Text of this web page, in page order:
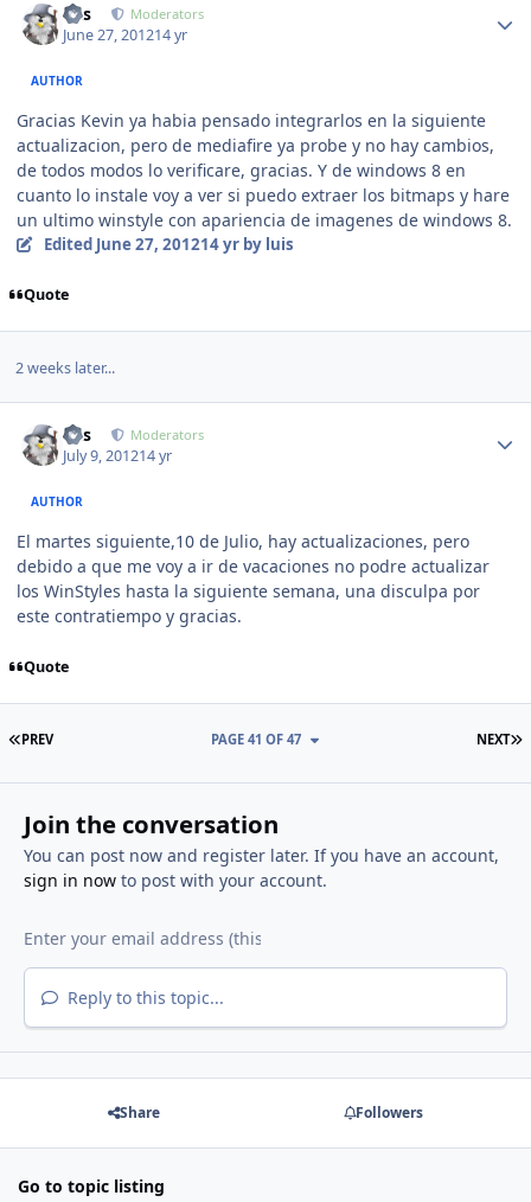
luis Moderators
June 27, 201214 yr
AUTHOR
Gracias Kevin ya habia pensado integrarlos en la siguiente
actualizacion, pero de mediafire ya probe y no hay cambios,
de todos modos lo verificare, gracias. Y de windows 8 en
cuanto lo instale voy a ver si puedo extraer los bitmaps y hare
un ultimo winstyle con apariencia de imagenes de windows 8.
Edited June 27, 201214 yrby luis
Quote
2 weeks later...
luis Moderators
July 9, 201214 yr
AUTHOR
El martes siguiente,10 de Julio, hay actualizaciones, pero
debido a que me voy a ir de vacaciones no podre actualizar
los WinStyles hasta la siguiente semana, una disculpa por
este contratiempo y gracias.
Quote
FIRST PAGE
PREV NEXT
PAGE 41 OF 47
Join the conversation
You can post now and register later. If you have an account,
sign in nowto post with your account.
Reply to this topic...
Share Followers
Go to topic listing